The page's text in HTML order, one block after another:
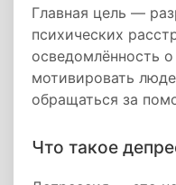
Главная цель —
психических
осведомлённость
мотивировать
обращаться за
Что такое